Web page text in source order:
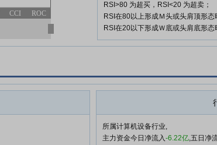
RSI>80 为超买，RSI<20 为超卖；
RSI在80以上形成Ｍ头或头肩顶形态
RSI在20以下形成Ｗ底或头肩底形态
CCI ROC
所属计算机设备行业,
主力资金今日净流入-6.22亿,五日净